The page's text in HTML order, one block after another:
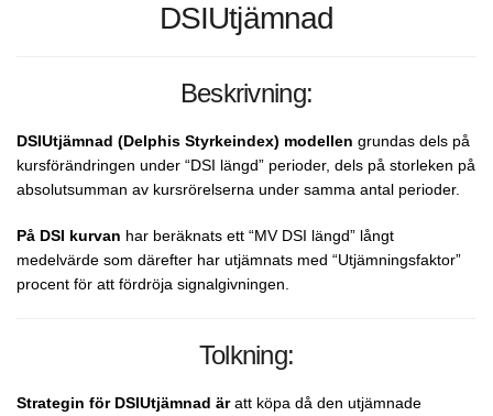
DSIUtjämnad
Beskrivning:
DSIUtjämnad (Delphis Styrkeindex) modellen grundas dels på
kursförändringen under “DSI längd” perioder, dels på storleken på
absolutsumman av kursrörelserna under samma antal perioder.
På DSI kurvan har beräknats ett “MV DSI längd” långt
medelvärde som därefter har utjämnats med “Utjämningsfaktor”
procent för att fördröja signalgivningen.
Tolkning:
Strategin för DSIUtjämnad äratt köpa då den utjämnade